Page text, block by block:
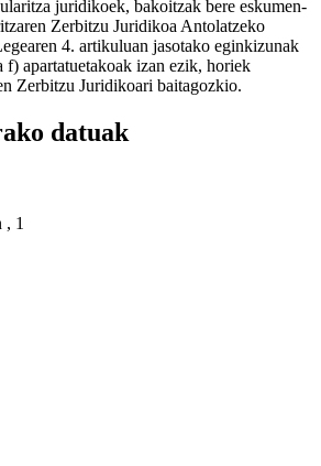
juridikoek, bakoitzak bere eskumen-
Zerbitzu Juridikoa Antolatzeko
4. artikuluan jasotako eginkizunak
f) apartatuetakoak izan ezik, horiek
Zerbitzu Juridikoari baitagozkio.
datuak
, 1